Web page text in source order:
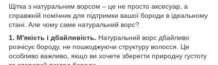
Щітка з натуральним ворсом – це не просто аксесуар, а
справжній помічник для підтримки вашої бороди в ідеальному
стані. Але чому саме натуральний ворс?
1. М'якість і дбайливість. Натуральний ворс дбайливо
розчісує бороду, не пошкоджуючи структуру волосся. Це
особливо важливо, якщо ви хочете зберегти природну густоту